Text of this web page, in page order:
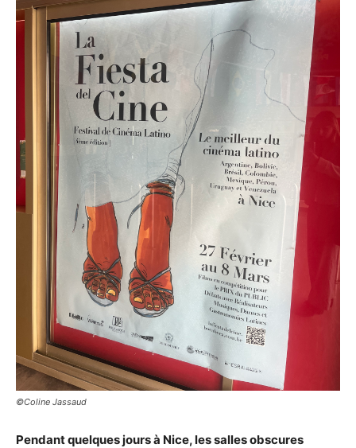
©Coline Jassaud
Pendant quelques jours à Nice, les salles obscures